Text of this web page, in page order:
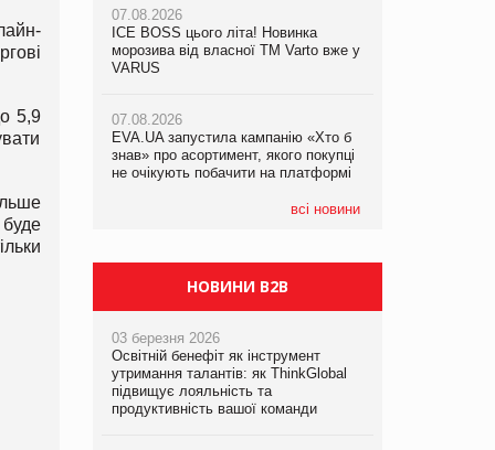
5,9
буде
07.08.2026
ICE BOSS цього літа! Новинка
морозива від власної ТМ Varto вже у
VARUS
07.08.2026
EVA.UA запустила кампанію «Хто б
знав» про асортимент, якого покупці
не очікують побачити на платформі
всі новини
07.08.2026
ICE BOSS цього літа! Новинка
морозива від власної ТМ Varto вже у
VARUS
07.08.2026
EVA.UA запустила кампанію «Хто б
знав» про асортимент, якого покупці
не очікують побачити на платформі
07.08.2026
Франція заборонила рекламні дзвінки
НОВИНИ B2B
03 березня 2026
Освітній бенефіт як інструмент
утримання талантів: як ThinkGlobal
підвищує лояльність та
продуктивність вашої команди